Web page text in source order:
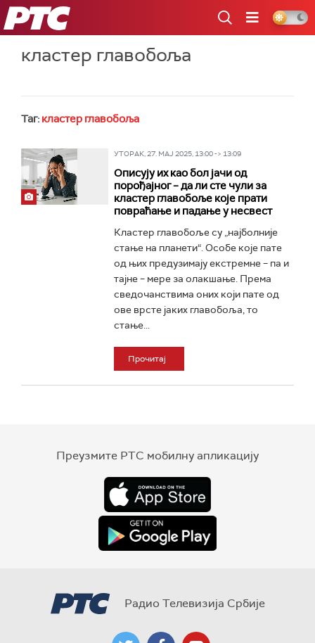
РТС
кластер главобоља
Таг: кластер главобоља
УТОРАК, 27. МАЈ 2025, 13:00 -> 13:09
Описују их као бол јачи од
порођајног – да ли сте чули за
кластер главобоље које прати
повраћање и падање у несвест
Кластер главобоље су „најболније
стање на планети“. Особе које пате
од њих предузимају екстремне – па и
тајне – мере за олакшање. Према
сведочанствима оних који пате од
ове врсте јаких главобоља, то
стање...
Прочитај
Преузмите РТС мобилну апликацију
Радио Телевизија Србије